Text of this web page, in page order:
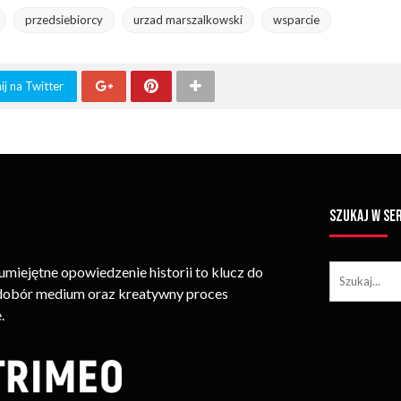
przedsiebiorcy urzad marszalkowski wsparcie
na Twitter
opowiedzenie historii to klucz do
medium oraz kreatywny proces
SZUKAJ W